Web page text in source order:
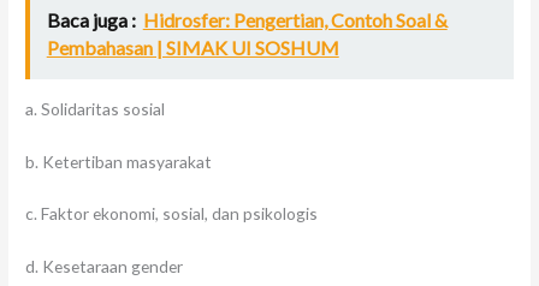
Baca juga : Hidrosfer: Pengertian, Contoh Soal &
Pembahasan | SIMAK UI SOSHUM
a. Solidaritas sosial
b. Ketertiban masyarakat
c. Faktor ekonomi, sosial, dan psikologis
d. Kesetaraan gender